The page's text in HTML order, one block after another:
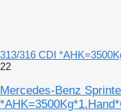
313/316 CDI
22
Mercedes-Benz